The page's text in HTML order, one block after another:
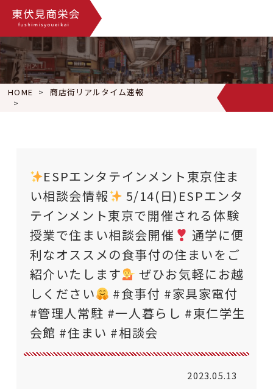
HOME
商店街リアルタイム速報
5/14(日
ESPエンタテインメント東京住ま
い相談会情報
5/14(日)ESPエンタ
テインメント東京で開催される体験
授業で住まい相談会開催
通学に便
利なオススメの食事付の住まいをご
紹介いたします
ぜひお気軽にお越
しください
#食事付 #家具家電付
#管理人常駐 #一人暮らし #東仁学生
会館 #住まい #相談会
2023.05.13